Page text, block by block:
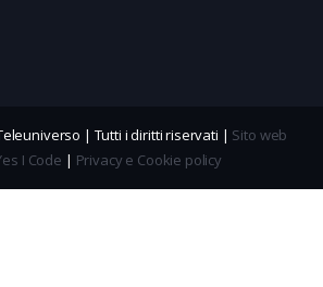
| Tutti i diritti riservati | Sito web
I Code | Privacy e Cookie policy